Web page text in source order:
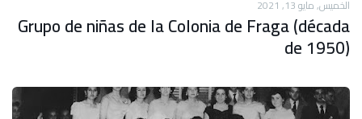
الخميس, مايو 13, 2021
Grupo de niñas de la Colonia de Fraga (década
de 1950)